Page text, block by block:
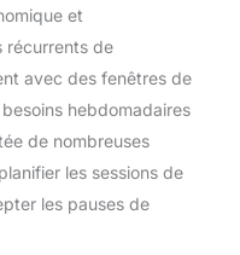
et
récurrents de
avec des fenêtres de
hebdomadaires
de nombreuses
les sessions de
les pauses de